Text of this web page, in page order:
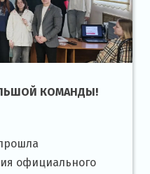
КОМАНДЫ!
официального